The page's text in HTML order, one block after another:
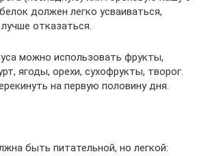
должен легко усваиваться,
отказаться.
можно использовать фрукты,
ягоды, орехи, сухофрукты, творог.
на первую половину дня.
быть питательной, но легкой: